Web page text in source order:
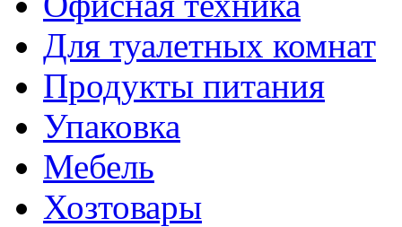
Для туалетных комнат
Продукты питания
Упаковка
Мебель
Хозтовары